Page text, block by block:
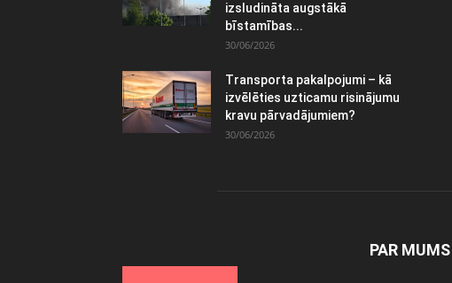
izsludināta augstākā
bīstamības...
30/06/2026
Transporta pakalpojumi – kā
izvēlēties uzticamu risinājumu
kravu pārvadājumiem?
30/06/2026
PAR MUMS